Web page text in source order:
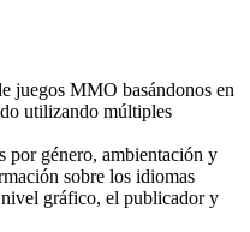
juegos MMO basándonos en
utilizando múltiples
por género, ambientación y
sobre los idiomas
gráfico, el publicador y